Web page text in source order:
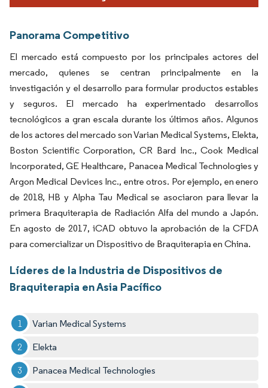
Panorama Competitivo
El mercado está compuesto por los principales actores del
mercado, quienes se centran principalmente en la
investigación y el desarrollo para formular productos estables
y seguros. El mercado ha experimentado desarrollos
tecnológicos a gran escala durante los últimos años. Algunos
de los actores del mercado son Varian Medical Systems, Elekta,
Boston Scientific Corporation, CR Bard Inc., Cook Medical
Incorporated, GE Healthcare, Panacea Medical Technologies y
Argon Medical Devices Inc., entre otros. Por ejemplo, en enero
de 2018, HB y Alpha Tau Medical se asociaron para llevar la
primera Braquiterapia de Radiación Alfa del mundo a Japón.
En agosto de 2017, iCAD obtuvo la aprobación de la CFDA
para comercializar un Dispositivo de Braquiterapia en China.
Líderes de la Industria de Dispositivos de
Braquiterapia en Asia Pacífico
Varian Medical Systems
Elekta
Panacea Medical Technologies